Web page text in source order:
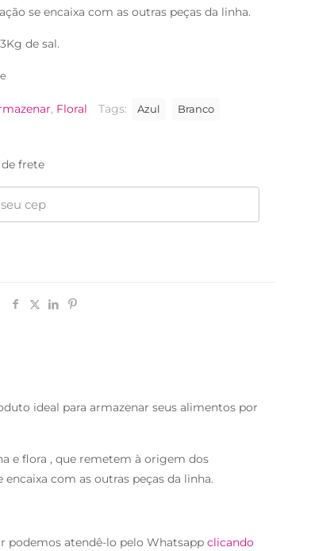
se encaixa com as outras peças da linha.
de sal.
, Floral Tags: Azul Branco
frete
ideal para armazenar seus alimentos por
e flora , que remetem à origem dos
com as outras peças da linha.
podemos atendê-lo pelo Whatsappclicando